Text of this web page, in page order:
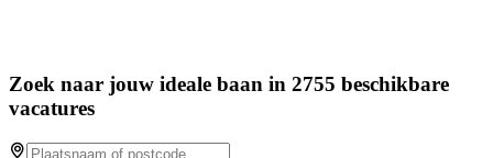
Zoek naar jouw ideale baan in 2755 beschikbare
vacatures